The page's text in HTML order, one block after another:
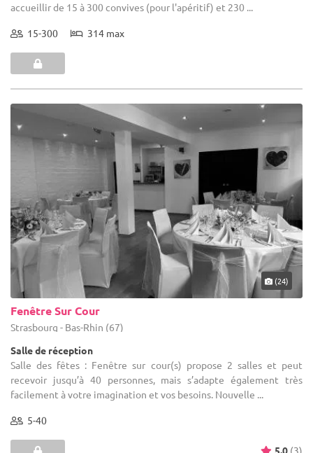
accueillir de 15 à 300 convives (pour l'apéritif) et 230 ...
15-300 314 max
(24)
Fenêtre Sur Cour
Strasbourg - Bas-Rhin (67)
Salle de réception
Salle des fêtes : Fenêtre sur cour(s) propose 2 salles et peut
recevoir jusqu’à 40 personnes, mais s’adapte également très
facilement à votre imagination et vos besoins. Nouvelle ...
5-40